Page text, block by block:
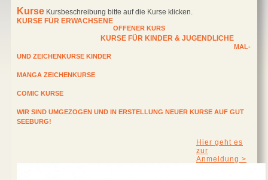
Kurse Kursbeschreibung bitte auf die Kurse klicken.
KURSE FÜR ERWACHSENE
KURSE FÜR KINDER & JUGENDLICHE
OFFENER KURS
MAL-
UND ZEICHENKURSE KINDER
MANGA ZEICHENKURSE
COMIC KURSE
WIR SIND UMGEZOGEN UND IN ERSTELLUNG NEUER KURSE AUF GUT
SEEBURG!
Hier geht es
zur
Anmeldung >